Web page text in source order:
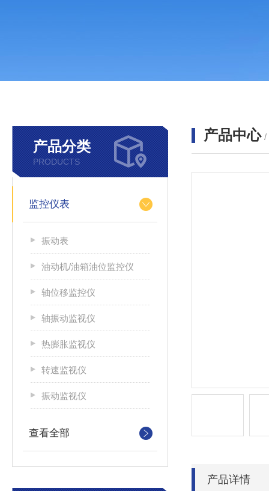
产品分类
PRODUCTS
监控仪表
振动表
油动机/油箱油位监控仪
轴位移监控仪
轴振动监视仪
热膨胀监视仪
转速监视仪
振动监视仪
查看全部
产品中心 /
产品详情